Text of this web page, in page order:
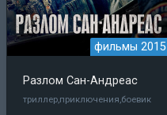
фильмы 2015
Разлом Сан-Андреас
триллер,приключения,боевик